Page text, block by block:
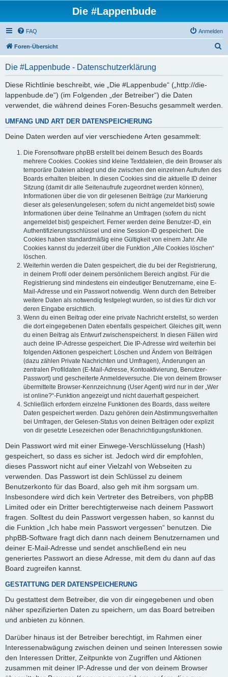
Die #Lappenbude
FAQ Anmelden
Foren-Übersicht
Die #Lappenbude - Datenschutzerklärung
Diese Richtlinie beschreibt, wie „Die #Lappenbude“ („http://die-
lappenbude.de“) (im Folgenden „der Betreiber“) die Daten
verwendet, die während deines Foren-Besuchs gesammelt werden.
UMFANG UND ART DER DATENSPEICHERUNG
Deine Daten werden auf vier verschiedene Arten gesammelt:
Die Forensoftware phpBB erstellt bei deinem Besuch des Boards
mehrere Cookies. Cookies sind kleine Textdateien, die dein Browser als
temporäre Dateien ablegt und die zwischen den einzelnen Aufrufen des
Boards erhalten bleiben. In diesen Cookies sind die aktuelle ID deiner
Sitzung (damit dir alle Seitenaufrufe zugeordnet werden können),
Informationen über die von dir gelesenen Beiträge (zur Markierung
dieser als gelesen/ungelesen; sofern du nicht angemeldet bist) sowie
Informationen über deine Teilnahme an Umfragen (sofern du nicht
angemeldet bist) gespeichert. Ferner werden deine Benutzer-ID, ein
Authentifizierungsschlüssel und eine Session-ID gespeichert. Die
Cookies haben standardmäßig eine Gültigkeit von einem Jahr. Alle
Cookies kannst du jederzeit über die Funktion „Alle Cookies löschen“
löschen.
Weiterhin werden die Daten gespeichert, die du bei der Registrierung,
in deinem Profil oder deinem persönlichem Bereich angibst. Für die
Registrierung sind mindestens ein eindeutiger Benutzername, eine E-
Mail-Adresse und ein Passwort notwendig. Wenn durch den Betreiber
weitere Daten als notwendig festgelegt wurden, so ist dies für dich vor
deren Eingabe ersichtlich.
Wenn du einen Beitrag oder eine private Nachricht erstellst, so werden
die dort eingegebenen Daten ebenfalls gespeichert. Gleiches gilt, wenn
du einen Beitrag als Entwurf zwischenspeicherst. In diesen Fällen wird
auch deine IP-Adresse gespeichert. Die IP-Adresse wird weiterhin bei
folgenden Aktionen gespeichert: Löschen und Ändern von Beiträgen
(dazu zählen Private Nachrichten und Umfragen), Änderungen an
zentralen Profildaten (E-Mail-Adresse, Kontoaktivierung, Benutzer-
Passwort) und gescheiterte Anmeldeversuche. Die von deinem Browser
übermittelte Browser-Kennzeichnung (User Agent) wird nur in der „Wer
ist online?“-Funktion angezeigt und nicht dauerhaft gespeichert.
Schließlich erfordern einzelne Funktionen des Boards, dass weitere
Daten gespeichert werden. Dazu gehören dein Abstimmungsverhalten
bei Umfragen, der Gelesen-Status von deinen Beiträgen oder explizit
von dir gesetzte Lesezeichen oder Benachrichtigungsfunktionen.
Dein Passwort wird mit einer Einwege-Verschlüsselung (Hash)
gespeichert, so dass es sicher ist. Jedoch wird dir empfohlen,
dieses Passwort nicht auf einer Vielzahl von Webseiten zu
verwenden. Das Passwort ist dein Schlüssel zu deinem
Benutzerkonto für das Board, also geh mit ihm sorgsam um.
Insbesondere wird dich kein Vertreter des Betreibers, von phpBB
Limited oder ein Dritter berechtigterweise nach deinem Passwort
fragen. Solltest du dein Passwort vergessen haben, so kannst du
die Funktion „Ich habe mein Passwort vergessen“ benutzen. Die
phpBB-Software fragt dich dann nach deinem Benutzernamen und
deiner E-Mail-Adresse und sendet anschließend ein neu
generiertes Passwort an diese Adresse, mit dem du dann auf das
Board zugreifen kannst.
GESTATTUNG DER DATENSPEICHERUNG
Du gestattest dem Betreiber, die von dir eingegebenen und oben
näher spezifizierten Daten zu speichern, um das Board betreiben
und anbieten zu können.
Darüber hinaus ist der Betreiber berechtigt, im Rahmen einer
Interessenabwägung zwischen deinen und seinen Interessen sowie
den Interessen Dritter, Zeitpunkte von Zugriffen und Aktionen
zusammen mit deiner IP-Adresse und der von deinem Browser